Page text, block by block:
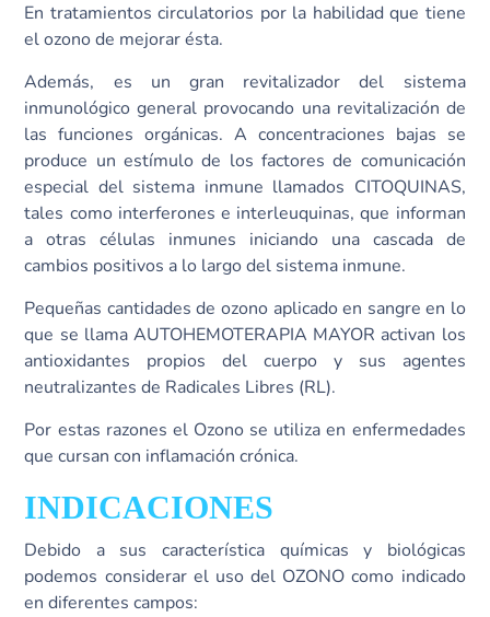
En tratamientos circulatorios por la habilidad que tiene
el ozono de mejorar ésta.
Además, es un gran revitalizador del sistema
inmunológico general provocando una revitalización de
las funciones orgánicas. A concentraciones bajas se
produce un estímulo de los factores de comunicación
especial del sistema inmune llamados CITOQUINAS,
tales como interferones e interleuquinas, que informan
a otras células inmunes iniciando una cascada de
cambios positivos a lo largo del sistema inmune.
Pequeñas cantidades de ozono aplicado en sangre en lo
que se llama AUTOHEMOTERAPIA MAYOR activan los
antioxidantes propios del cuerpo y sus agentes
neutralizantes de Radicales Libres (RL).
Por estas razones el Ozono se utiliza en enfermedades
que cursan con inflamación crónica.
INDICACIONES
Debido a sus característica químicas y biológicas
podemos considerar el uso del OZONO como indicado
en diferentes campos: